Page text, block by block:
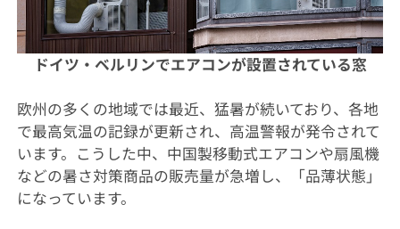
ドイツ・ベルリンでエアコンが設置されている窓
欧州の多くの地域では最近、猛暑が続いており、各地
で最高気温の記録が更新され、高温警報が発令されて
います。こうした中、中国製移動式エアコンや扇風機
などの暑さ対策商品の販売量が急増し、「品薄状態」
になっています。